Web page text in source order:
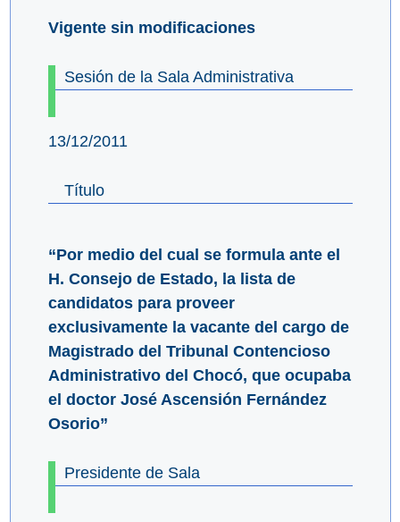
Vigente sin modificaciones
Sesión de la Sala Administrativa
13/12/2011
Título
“Por medio del cual se formula ante el
H. Consejo de Estado, la lista de
candidatos para proveer
exclusivamente la vacante del cargo de
Magistrado del Tribunal Contencioso
Administrativo del Chocó, que ocupaba
el doctor José Ascensión Fernández
Osorio”
Presidente de Sala